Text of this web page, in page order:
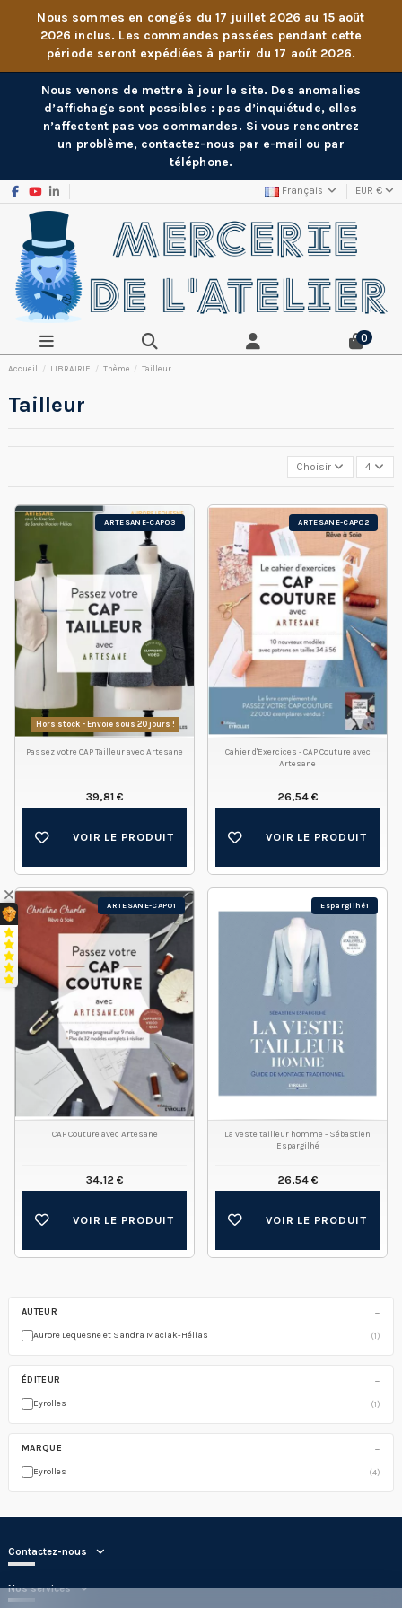
Nous sommes en congés du 17 juillet 2026 au 15 août
2026 inclus. Les commandes passées pendant cette
période seront expédiées à partir du 17 août 2026.
Nous venons de mettre à jour le site. Des anomalies
d’affichage sont possibles : pas d’inquiétude, elles
n’affectent pas vos commandes. Si vous rencontrez
un problème, contactez-nous par e-mail ou par
téléphone.
Français EUR €
0
Accueil LIBRAIRIE Thème Tailleur
Tailleur
Choisir 4
ARTESANE-CAP03
Hors stock - Envoie sous 20 jours !
Passez votre CAP Tailleur avec Artesane
39,81 €
VOIR LE PRODUIT
ARTESANE-CAP02
Cahier d'Exercices - CAP Couture avec
Artesane
26,54 €
VOIR LE PRODUIT
ARTESANE-CAP01
CAP Couture avec Artesane
34,12 €
VOIR LE PRODUIT
Espargilhé1
La veste tailleur homme - Sébastien
Espargilhé
26,54 €
VOIR LE PRODUIT
AUTEUR −
Aurore Lequesne et Sandra Maciak-Hélias (1)
ÉDITEUR −
Eyrolles (1)
MARQUE −
Eyrolles (4)
Contactez-nous
Nos services